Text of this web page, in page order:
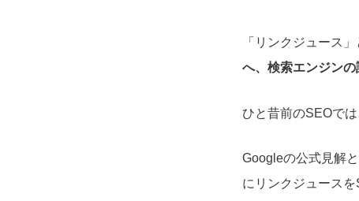
「リンクジュース
へ、検索エンジン
ひと昔前のSEOで
Googleの公式見解
にリンクジュース